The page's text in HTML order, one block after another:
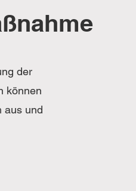
der
können
aus und